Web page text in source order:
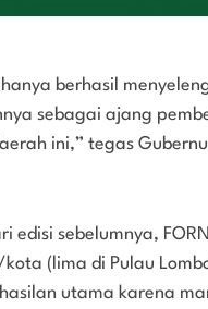
berhasil
sebagai ajang
ini,” tegas
edisi sebelumnya,
(lima di Pulau
utama karena